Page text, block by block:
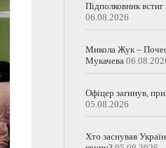
Підполковник встиг
06.08.2026
Микола Жук –
Мукачева
Офіцер загинув,
05.08.2026
Хто заснував